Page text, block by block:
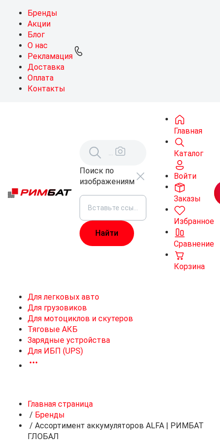
Бренды
Акции
Блог
О нас
Рекламация
Доставка
Оплата
Контакты
Поиск по
изображениям
Главная
Каталог
Войти
Заказы
Избранное
Сравнение
Корзина
Для легковых авто
Для грузовиков
Для мотоциклов и скутеров
Тяговые АКБ
Зарядные устройства
Для ИБП (UPS)
Главная страница
/ Бренды
/ Ассортимент аккумуляторов ALFA | РИМБАТ
ГЛОБАЛ